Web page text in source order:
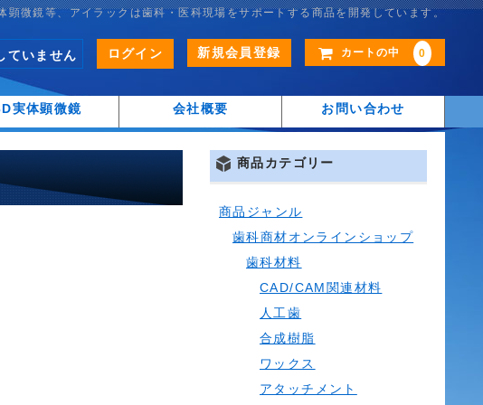
顕微鏡等、アイラックは歯科・医科現場をサポートする商品を開発しています。
カートの中 0
ていません ログイン 新規会員登録
実体顕微鏡 会社概要 お問い合わせ
商品カテゴリー
商品ジャンル
歯科商材オンラインショップ
歯科材料
CAD/CAM関連材料
人工歯
合成樹脂
ワックス
アタッチメント